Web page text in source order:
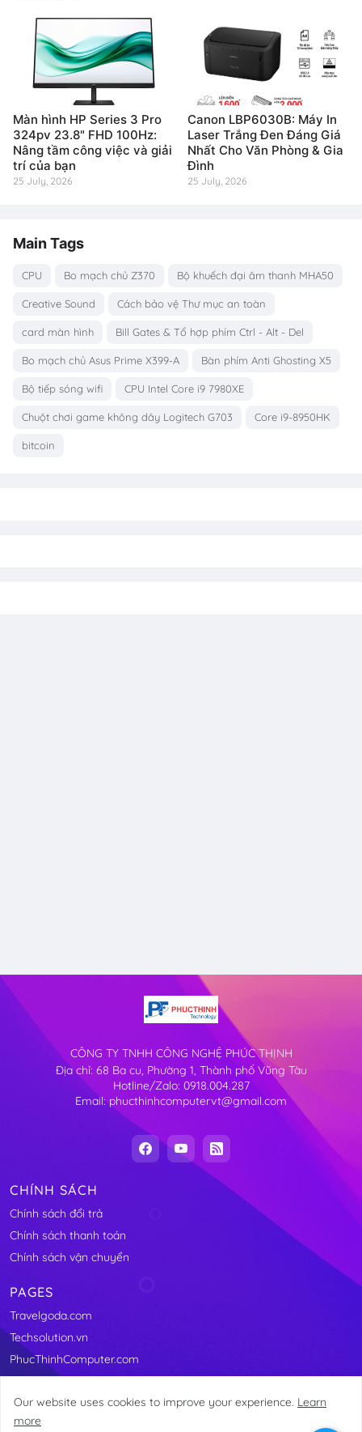
Màn hình HP Series 3 Pro
324pv 23.8" FHD 100Hz:
Nâng tầm công việc và giải
trí của bạn
25 July, 2026
Canon LBP6030B: Máy In
Laser Trắng Đen Đáng Giá
Nhất Cho Văn Phòng & Gia
Đình
25 July, 2026
Main Tags
CPU Bo mạch chủ Z370 Bộ khuếch đại âm thanh MHA50
Creative Sound Cách bảo vệ Thư mục an toàn
card màn hình Bill Gates & Tổ hợp phím Ctrl - Alt - Del
Bo mạch chủ Asus Prime X399-A Bàn phím Anti Ghosting X5
Bộ tiếp sóng wifi CPU Intel Core i9 7980XE
Chuột chơi game không dây Logitech G703 Core i9-8950HK
bitcoin
CÔNG TY TNHH CÔNG NGHỆ PHÚC THỊNH
Địa chỉ: 68 Ba cu, Phường 1, Thành phố Vũng Tàu
Hotline/Zalo: 0918.004.287
Email: phucthinhcomputervt@gmail.com
CHÍNH SÁCH
Chính sách đổi trả
Chính sách thanh toán
Chính sách vận chuyển
PAGES
Travelgoda.com
Techsolution.vn
PhucThinhComputer.com
Our website uses cookies to improve your experience. Learn
more